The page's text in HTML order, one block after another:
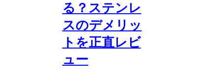
る？ステンレ
スのデメリッ
トを正直レビ
ュー